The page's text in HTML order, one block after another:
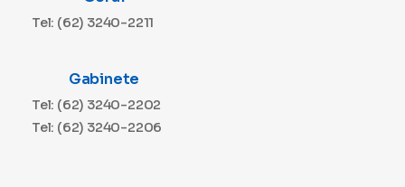
Tel: (62) 3240-2211
Gabinete
Tel: (62) 3240-2202
Tel: (62) 3240-2206